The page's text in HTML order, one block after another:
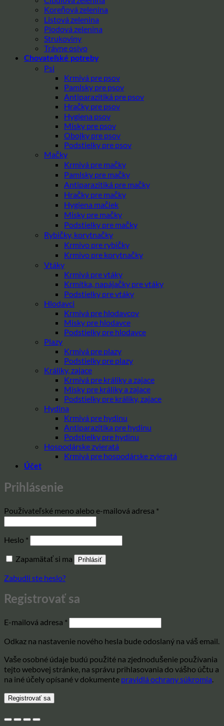
Koreňová zelenina
Listová zelenina
Plodová zelenina
Strukoviny
Trávne osivo
Chovateľské potreby
Psi
Krmivá pre psov
Pamlsky pre psov
Antiparazitiká pre psov
Hračky pre psov
Hygiena psov
Misky pre psov
Obojky pre psov
Podstielky pre psov
Mačky
Krmivá pre mačky
Pamlsky pre mačky
Antiparazitiká pre mačky
Hračky pre mačky
Hygiena mačiek
Misky pre mačky
Podstielky pre mačky
Rybičky, korytnačky
Krmivo pre rybičky
Krmivo pre korytnačky
Vtáky
Krmivá pre vtáky
Krmítka, napájačky pre vtáky
Podstielky pre vtáky
Hlodavci
Krmivá pre hlodavcov
Misky pre hlodavce
Podstielky pre hlodavce
Plazy
Krmivá pre plazy
Podstielky pre plazy
Králiky, zajace
Krmivá pre králiky a zajace
Misky pre králiky a zajace
Podstielky pre králiky, zajace
Hydina
Krmivá pre hydinu
Antiparazitika pre hydinu
Podstielky pre hydinu
Hospodárske zvieratá
Krmivá pre hospodárske zvieratá
Účet
Prihlásenie
Používateľské meno alebo e-mailová adresa *
Heslo * Povinné
Zapamätať si ma Prihlásiť
Zabudli ste heslo?
Registrovať sa
E-mailová adresa * Povinné
Odkaz na nastavenie nového hesla bude odoslaný na váš email.
Vaše osobné údaje budú použité na zjednodušenie používania
tejto webovej stránke, na správu prihlasovania do vášho účtu a
na iné účely opísané v dokumente pravidlá ochrany súkromia
Registrovať sa